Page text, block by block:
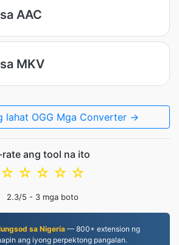
AAC
MKV
lahat OGG Mga Converter →
rate ang tool na ito
☆
☆
☆
☆
☆
2.3/5 - 3 mga boto
sa Nigeria — 800+ extension ng
ang iyong perpektong pangalan.